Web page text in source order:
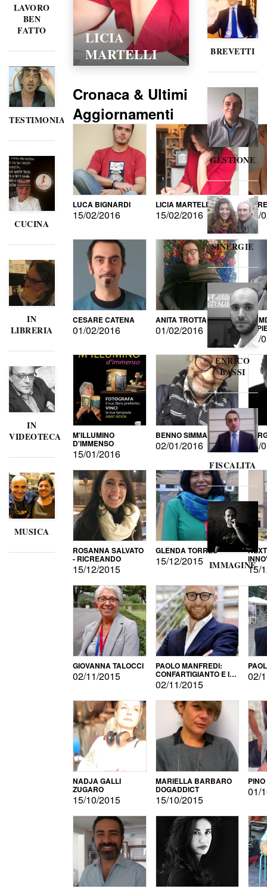
LAVORO
BEN
FATTO
TESTIMONIANZE
CUCINA
IN
LIBRERIA
IN
VIDEOTECA
MUSICA
LICIA
MARTELLI
Cronaca & Ultimi
Aggiornamenti
LUCA BIGNARDI
15/02/2016
LICIA MARTELLI
15/02/2016 15/
CESARE CATENA
01/02/2016
ANITA TROTTA
01/02/2016 DI
15/
M'ILLUMINO
D'IMMENSO
15/01/2016
BENNO SIMMA
02/01/2016
ROSANNA SALVATO
- RICREANDO
15/12/2015
GLENDA TORRES
15/12/2015
15/
GIOVANNA TALOCCI
02/11/2015
PAOLO MANFREDI:
CONFARTIGIANTO E IL
SONDAGGIO
02/11/2015
02/
NADJA GALLI
ZUGARO
15/10/2015
MARIELLA BARBARO
DOGADDICT
15/10/2015
01/
BREVETTI
GESTIONE
SINERGIE
ENRICO
BASSI
FISCALITA
IMMAGINE